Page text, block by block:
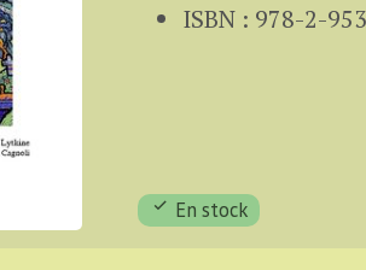
ISBN : 978-2-
En stock